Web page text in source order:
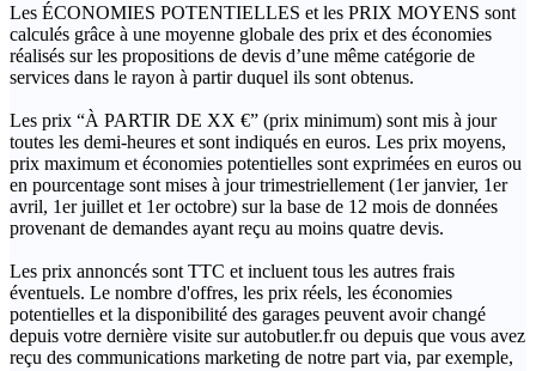
Les ÉCONOMIES POTENTIELLES et les PRIX MOYENS sont
calculés grâce à une moyenne globale des prix et des économies
réalisés sur les propositions de devis d’une même catégorie de
services dans le rayon à partir duquel ils sont obtenus.
Les prix “À PARTIR DE XX €” (prix minimum) sont mis à jour
toutes les demi-heures et sont indiqués en euros. Les prix moyens,
prix maximum et économies potentielles sont exprimées en euros ou
en pourcentage sont mises à jour trimestriellement (1er janvier, 1er
avril, 1er juillet et 1er octobre) sur la base de 12 mois de données
provenant de demandes ayant reçu au moins quatre devis.
Les prix annoncés sont TTC et incluent tous les autres frais
éventuels. Le nombre d'offres, les prix réels, les économies
potentielles et la disponibilité des garages peuvent avoir changé
depuis votre dernière visite sur autobutler.fr ou depuis que vous avez
reçu des communications marketing de notre part via, par exemple,